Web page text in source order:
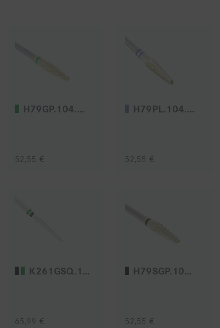
H79GP.104.040
52,55 €
H79PL.104.040
52,55 €
K261GSQ.104.023
65,99 €
H79SGP.104.040
52,55 €